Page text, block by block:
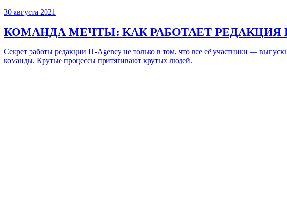
30 августа 2021
КОМАНДА МЕЧТЫ: КАК РАБОТАЕТ
Секрет работы редакции IT-Agency не только в том, что все её участники —
команды. Крутые процессы притягивают крутых людей.